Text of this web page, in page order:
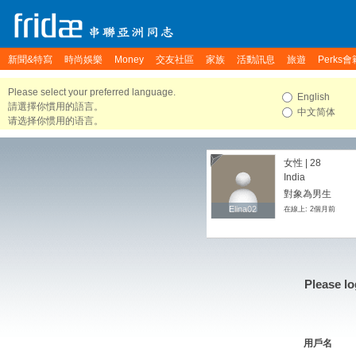
新聞&特寫 時尚娛樂 Money 交友社區 家族 活動訊息 旅遊 Perks會
Please select your preferred language.
請選擇你慣用的語言。
请选择你惯用的语言。
English
中文简体
Elina02
Elina02
女性 | 28
India
對象為男生
在線上: 2個月前
Please
用戶名